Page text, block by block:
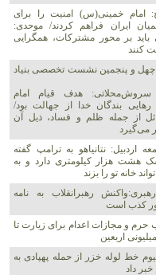
امام خمینی(س) امنیت را برای
ایران فراهم کردند/ موحدی:
باید بر محور مشترکات، همگرایی
کنند
و پنجمین نشست تخصصی بنیاد
سروش‌محلاتی: هدف قیام امام
بندگان خدا از جهالت بود/
از جمله ظلم و فساد، ذیل آن
می‌گیرد
اردبیل: نتانیاهو به ترامپ گفته
هشت هزار کیلومتری دارد و به
خانه تو را بزند
رهبرانقلاب به نامه
کذب است
حرم و مجازات اعدام برای زیارت تا
اربعین
خط لوله خزر از حمله پهپادی به
داد